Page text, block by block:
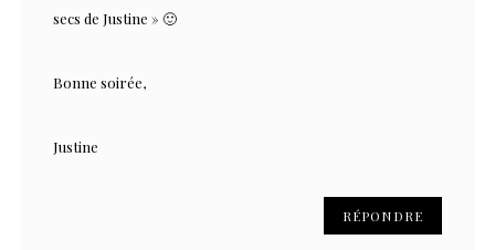
secs de Justine » 🙂
Bonne soirée,
Justine
RÉPONDRE